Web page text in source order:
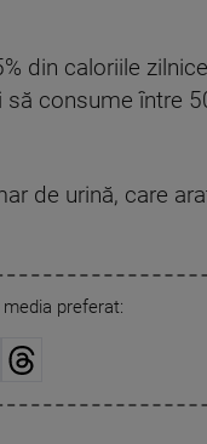
din caloriile
consume între
de urină, care
preferat: